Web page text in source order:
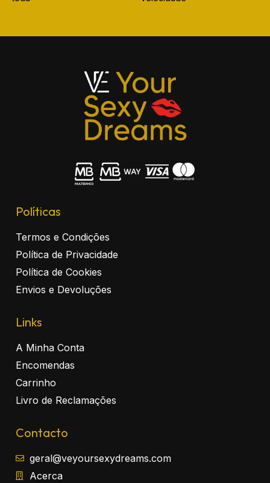
Políticas
Termos e Condições
Política de Privacidade
Política de Cookies
Envios e Devoluções
Links
A Minha Conta
Encomendas
Carrinho
Livro de Reclamações
Contacto
geral@veyoursexydreams.com
Acerca